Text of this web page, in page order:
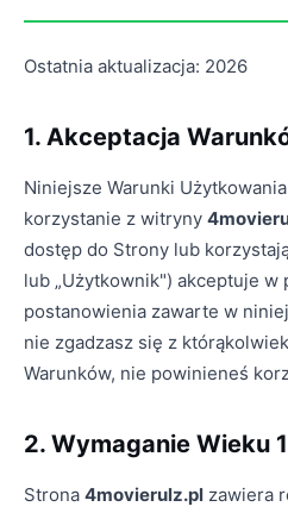
Ostatnia aktualizacja: 2026
1. Akceptacja
Niniejsze Warunki
korzystanie z witryny
dostęp do Strony lub
lub „Użytkownik") akceptuje w
postanowienia zawarte w
nie zgadzasz się z
Warunków, nie powinieneś
2. Wymaganie Wieku
Strona 4movierulz.pl zawiera